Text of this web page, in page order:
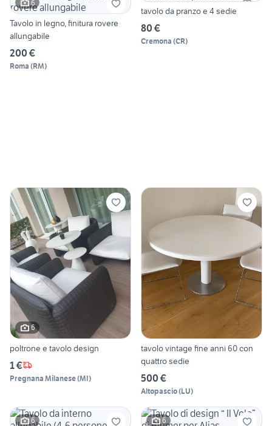
6
Tavolo in legno, finitura rovere
allungabile
200 €
Roma (RM)
tavolo da pranzo e 4 sedie
80 €
Cremona (CR)
6
poltrone e tavolo design
1 €
Pregnana Milanese(MI)
tavolo vintage fine anni 60 con
quattro sedie
500 €
Altopascio(LU)
6 6